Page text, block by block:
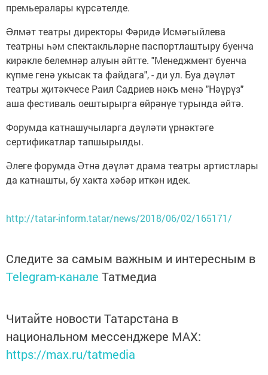
премьералары күрсәтелде.
Əлмәт театры директоры Фәридә Исмәгыйлева
театрны һәм спектакльләрне паспортлаштыру буенча
кирәкле белемнәр алуын әйтте. "Менеджмент буенча
күпме генә укысак та файдага", - ди ул. Буа дәүләт
театры җитәкчесе Раил Садриев нәкъ менә "Нәүрүз"
аша фестиваль оештырырга өйрәнүе турында әйтә.
Форумда катнашучыларга дәүләти үрнәктәге
сертификатлар тапшырылды.
Әлеге форумда Әтнә дәүләт драма театры артистлары
да катнашты, бу хакта хәбәр иткән идек.
http://tatar-inform.tatar/news/2018/06/02/165171/
Следите за самым важным и интересным в
Telegram-канале Татмедиа
Читайте новости Татарстана в
национальном мессенджере MАХ:
https://max.ru/tatmedia